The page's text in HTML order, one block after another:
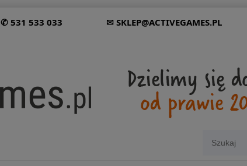
✆ 531 533 033 ✉ SKLEP@ACTIVEGAMES.PL